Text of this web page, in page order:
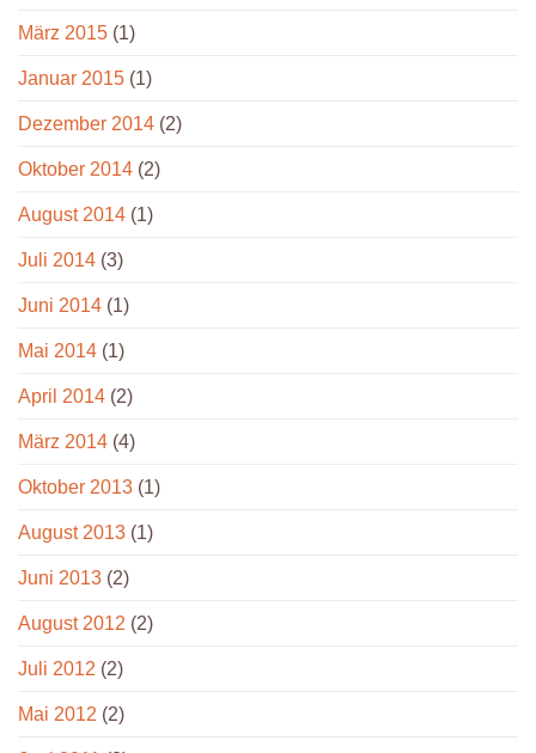
März 2015 (1)
Januar 2015 (1)
Dezember 2014 (2)
Oktober 2014 (2)
August 2014 (1)
Juli 2014 (3)
Juni 2014 (1)
Mai 2014 (1)
April 2014 (2)
März 2014 (4)
Oktober 2013 (1)
August 2013 (1)
Juni 2013 (2)
August 2012 (2)
Juli 2012 (2)
Mai 2012 (2)